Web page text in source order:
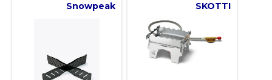
Snowpeak SKOTTI